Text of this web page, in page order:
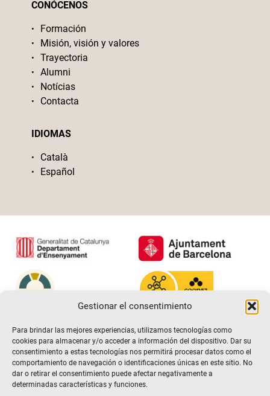
Gestionar el consentimiento
Para brindar las mejores experiencias, utilizamos tecnologías como
cookies para almacenar y/o acceder a información del dispositivo. Dar su
consentimiento a estas tecnologías nos permitirá procesar datos como el
comportamiento de navegación o identificaciones únicas en este sitio. No
dar o retirar el consentimiento puede afectar negativamente a
determinadas características y funciones.
CONÓCENOS
Formación
Misión, visión y valores
Trayectoria
Alumni
Notícias
Contacta
IDIOMAS
Català
Español